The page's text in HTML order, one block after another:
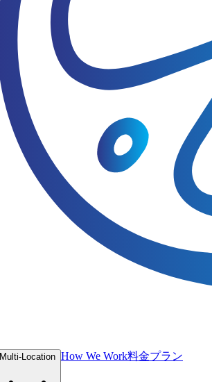
Multi-Location How We Work料金プラン